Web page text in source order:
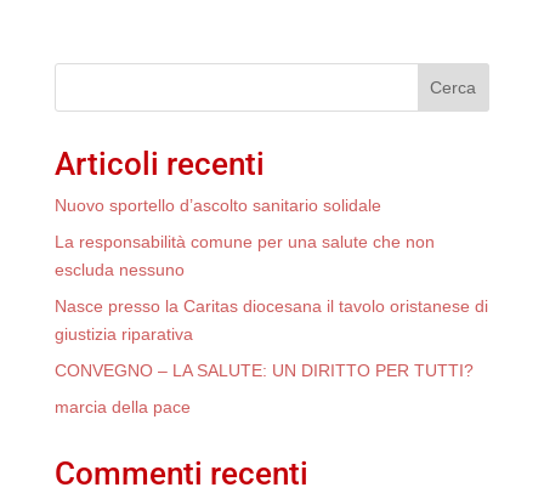
Cerca
Articoli recenti
Nuovo sportello d’ascolto sanitario solidale
La responsabilità comune per una salute che non
escluda nessuno
Nasce presso la Caritas diocesana il tavolo oristanese di
giustizia riparativa
CONVEGNO – LA SALUTE: UN DIRITTO PER TUTTI?
marcia della pace
Commenti recenti